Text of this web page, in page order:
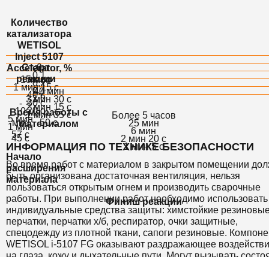
Количество
катализатора
WETISOL
Inject 5107
Accelerator, %
масс
Старт
реакции
Время работы с
материалом
Начало
расширения
материала
Финиш реакции
0
15 мин
40 мин
-
Более 5 часов
0,1
1 мин 15 с
3 мин 30 с
10
мин
25 мин
0,2
40 с
2 мин 15 с
5 мин
6 мин
0,4
30 с
1 мин 35 с
1 мин
45 с
2 мин 20 с
1,0
20 с
50 с
57 с
1 мин 5 с
ИНФОРМАЦИЯ ПО ТЕХНИКЕ БЕЗОПАСНОСТИ
Во время работ с материалом в закрытом помещении
быть организована достаточная вентиляция, нельзя
пользоваться открытым огнем и производить сварочные
работы. При выполнении работ необходимо использовать
индивидуальные средства защиты: химстойкие
перчатки, перчатки х/б, респиратор, очки защитные,
спецодежду из плотной ткани, сапоги резиновые.
WETISOL i-5107 FG оказывают раздражающее